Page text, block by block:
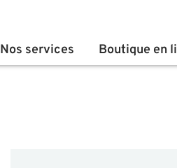
Nos services Boutique en